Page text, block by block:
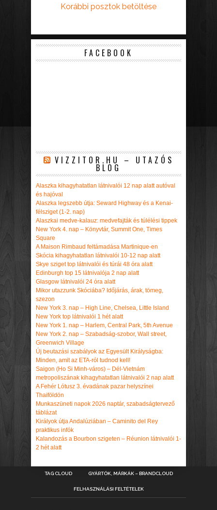
Korábbi posztok betöltése
FACEBOOK
VIZZITOR.HU – UTAZÓS
BLOG
Alaszka kihagyhatatlan látnivalói 12 nap alatt autóval
és hajóval
Alaszka legszebb útja: Seward Highway és a Kenai-
félsziget (1-2. nap)
Alaszkai medve-kalauz: medvefajták és túlélési tippek
New York 4. nap – Könyvtár, Summit One, Times
Square
A Maison Rimbaud feltámadása Martinique-en
Skócia kihagyhatatlan látnivalói 10-12 nap alatt
Skye sziget top látnivalói és túrái 48 óra alatt
Edinburgh top 15 látnivalója 2 nap alatt
Glasgow látnivalói 24 óra alatt
Mikor utazzunk Skóciába? Időjárás, árak, tömeg,
szezon
New York 3. nap – High Line, Chelsea, Little Island
New York top látnivalói 1 hét alatt
New York 1. nap – Harlem, Central Park, 5th Avenue
New York 2. nap – Szabadság-szobor, Wall street,
Greenwich Village
Új beutazási szabályok az Egyesült Királyságba:
Minden, amit az ETA-ról tudnod kell!
Saigon (Ho Si Minh-város) – Dél-Vietnám
metropoliszának kihagyhatatlan látnivalói 2 nap alatt
A Fehér Lótusz 3. évadának pazar helyszínei
Thaiföldön
Munkaszüneti napok 2026 naptár, szabadságtervező
táblázat
Királyok útja Andalúziában – Caminito del Rey
praktikus infók
Kalandozás a Bourbon szigeten – Réunion látnivalói 1-
2 hét alatt
TAG CLOUD GYÁRTÓK, MÁRKÁK – BRANDCLOUD
FELHASZNÁLÁSI FELTÉTELEK